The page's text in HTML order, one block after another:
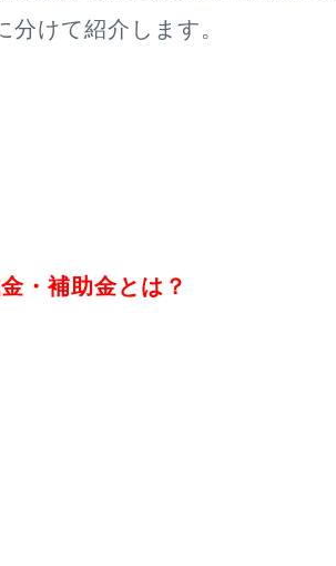
分けて紹介します。
・補助金とは？